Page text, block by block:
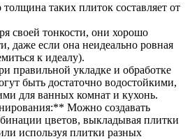
таких плиток составляет от
своей тонкости, они хорошо
даже если она неидеально ровная
к идеалу).
правильной укладке и обработке
быть достаточно водостойкими,
для ванных комнат и кухонь.
Можно создавать
цветов, выкладывая плитки
используя плитки разных